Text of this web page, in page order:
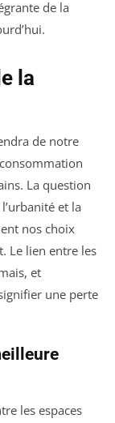
de la
la
de notre
La question
et la
nos choix
Le lien entre les
et
une perte
les espaces